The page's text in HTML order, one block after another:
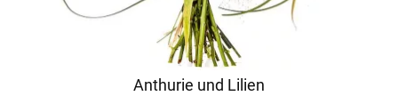
Anthurie und Lilien